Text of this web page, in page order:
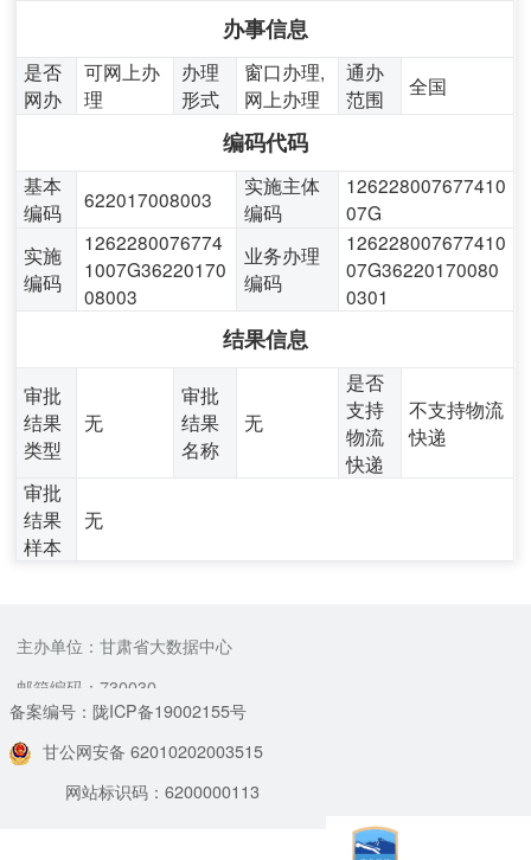
办事信息
是否
网办
可网上办
理
办理
形式
窗口办理,
网上办理
通办
范围
全国
编码代码
基本
编码
622017008003
实施主体
编码
126228007677410
07G
实施
编码
1262280076774
1007G36220170
08003
业务办理
编码
126228007677410
07G36220170080
0301
结果信息
审批
结果
类型
无
审批
结果
名称
无
是否
支持
物流
快递
不支持物流
快递
审批
结果
样本
无
主办单位：甘肃省大数据中心
邮箱编码：730030
备案编号：陇ICP备19002155号
甘公网安备 62010202003515
网站标识码：6200000113